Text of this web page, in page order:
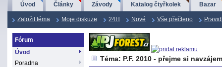
Úvod Články Závody Katalog čtyřkolek Bazar
Založit téma Moje diskuze 24H Nové Vše přečteno
Fórum
Úvod
Poradna
Téma: P.F. 2010 - přejme si navzájem